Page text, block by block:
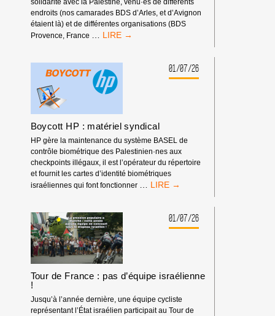
solidarité avec la Palestine, venu·es de différents
endroits (nos camarades BDS d’Arles, et d’Avignon
étaient là) et de différentes organisations (BDS
Provence, France
RASSEMBLEMENT
RENCONTRES
ÉCONOMIQUES
D’AIX-
01/07/26
Boycott HP : matériel syndical
HP gère la maintenance du système BASEL de
contrôle biométrique des Palestinien·nes aux
checkpoints illégaux, il est l’opérateur du répertoire
et fournit les cartes d’identité biométriques
israéliennes qui font fonctionner … BOYCOTT
MATÉRIEL
SYNDICAL
01/07/26
Tour de France : pas d’équipe israélienne
!
Jusqu’à l’année dernière, une équipe cycliste
représentant l’État israélien participait au Tour de